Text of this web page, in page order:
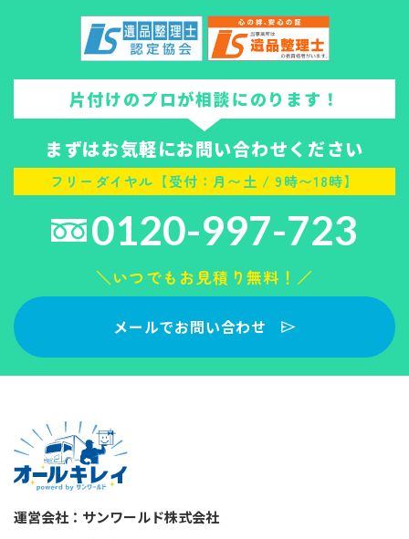
片付けのプロが相談にのります！
まずはお気軽にお問い合わせください
フリーダイヤル【受付：月〜土 / 9時〜18時】
0120-997-723
＼いつでもお見積り無料！／
メールでお問い合わせ
運営会社：サンワールド株式会社